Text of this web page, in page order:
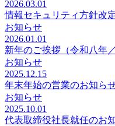
2026.03.01
情報セキュリティ方針改
お知らせ
2026.01.01
新年のご挨拶（令和八年／
お知らせ
2025.12.15
年末年始の営業のお知ら
お知らせ
2025.10.01
代表取締役社長就任のお